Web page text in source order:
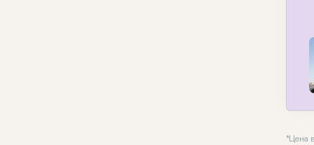
* Цена